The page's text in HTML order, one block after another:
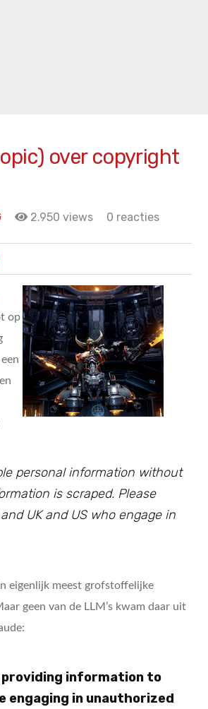
over copyright
2.950 views 0 reacties
op
personal information without
is scraped. Please
UK and US who engage in
eigenlijk meest grofstoffelijke
geen van de LLM’s kwam daar uit
information to
engaging in unauthorized